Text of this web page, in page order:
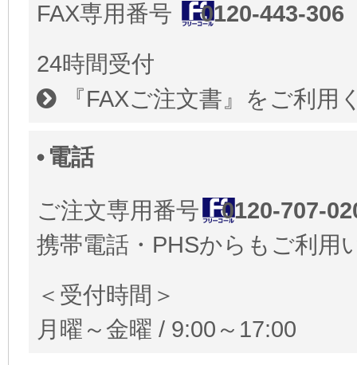
FAX専用番号
0120-443-306
24時間受付
『FAXご注文書』
をご利用
電話
ご注文専用番号
0120-707-
携帯電話・PHSからもご利用
＜受付時間＞
月曜～金曜 / 9:00～17:00